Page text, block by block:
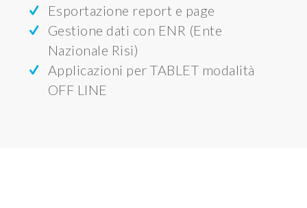
Esportazione report e page
Gestione dati con ENR (Ente
Nazionale Risi)
Applicazioni per TABLET modalità
OFF LINE